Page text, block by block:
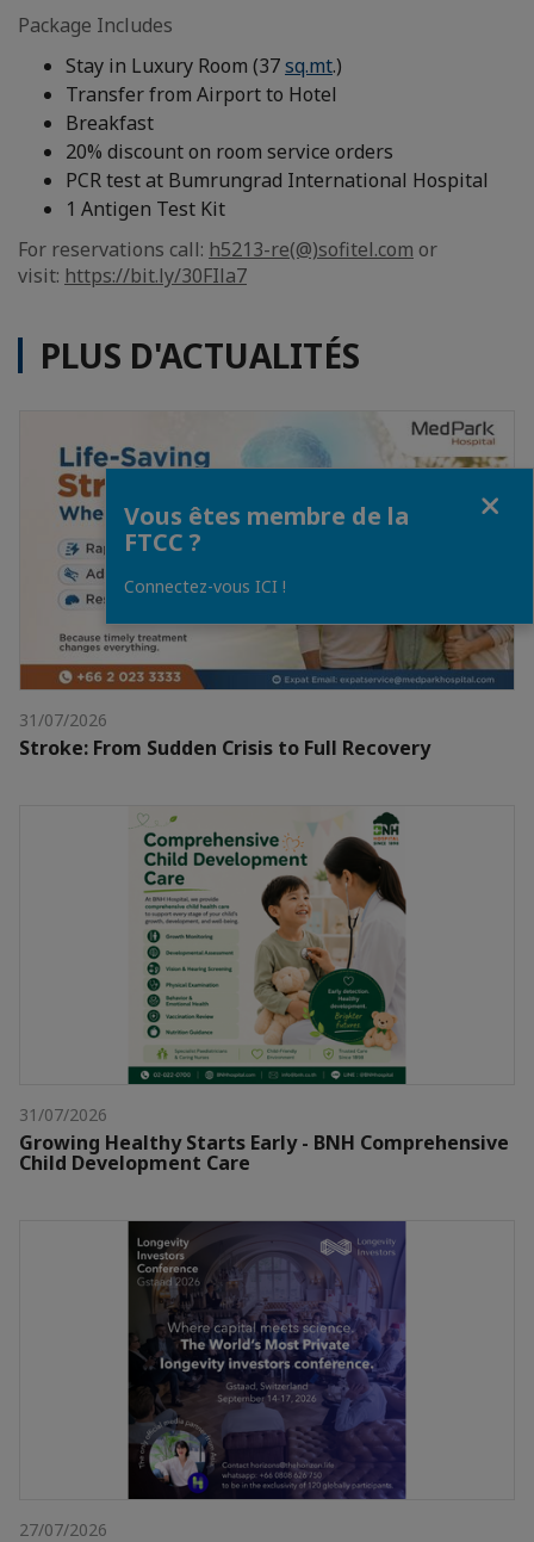
Package Includes
Stay in Luxury Room (37sq.mt.)
Transfer from Airport to Hotel
Breakfast
20% discount on room service orders
PCR test at Bumrungrad International Hospital
1 Antigen Test Kit
For reservations call: h5213-re(@)sofitel.com or
visit: https://bit.ly/30FIla7
PLUS D'ACTUALITÉS
31/07/2026
Stroke: From Sudden Crisis to Full Recovery
31/07/2026
Growing Healthy Starts Early - BNH Comprehensive
Child Development Care
27/07/2026
Vous êtes membre de la
FTCC ?
Connectez-vous ICI !